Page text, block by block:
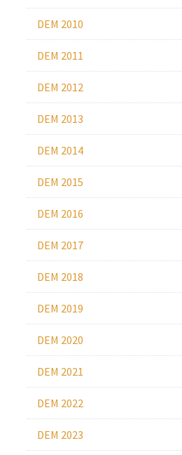
DEM 2010
DEM 2011
DEM 2012
DEM 2013
DEM 2014
DEM 2015
DEM 2016
DEM 2017
DEM 2018
DEM 2019
DEM 2020
DEM 2021
DEM 2022
DEM 2023